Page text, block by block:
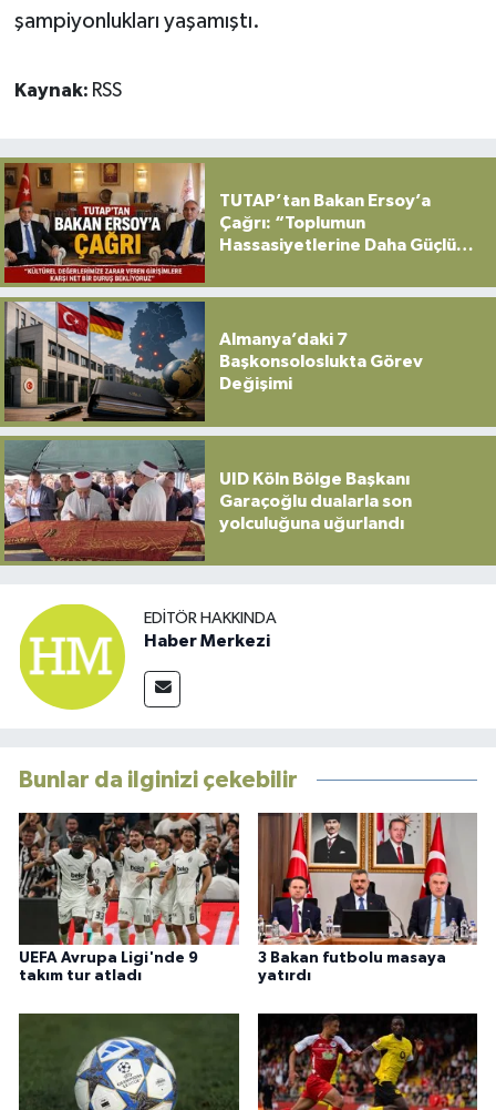
şampiyonlukları yaşamıştı.
Kaynak: RSS
TUTAP’tan Bakan Ersoy’a
Çağrı: “Toplumun
Hassasiyetlerine Daha Güçlü
Almanya’daki 7
Başkonsoloslukta Görev
Değişimi
UID Köln Bölge Başkanı
Garaçoğlu dualarla son
yolculuğuna uğurlandı
EDITÖR HAKKINDA
Haber Merkezi
Bunlar da ilginizi çekebilir
UEFA Avrupa Ligi'nde 9
takım tur atladı
3 Bakan futbolu masaya
yatırdı